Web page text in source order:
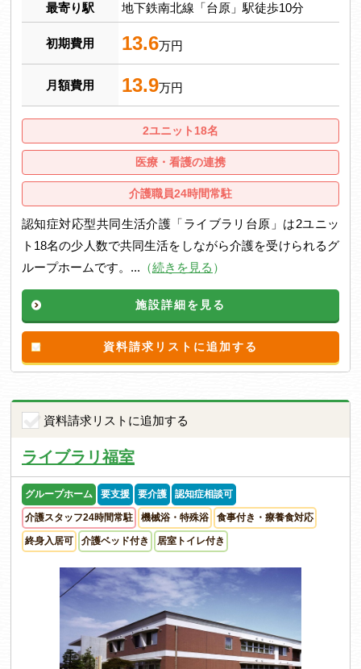
最寄り駅 地下鉄南北線「台原」駅徒歩10分
初期費用 13.6万円
月額費用 13.9万円
2ユニット18名
医療・看護の連携
介護職員24時間常駐
認知症対応型共同生活介護「ライブラリ台原」は2ユニッ
ト18名の少人数で共同生活をしながら介護を受けられるグ
ループホームです。... （続きを見る ）
施設詳細を見る
資料請求リストに追加する
資料請求リストに追加する
ライブラリ福室
グループホーム 要支援 要介護 認知症相談可
介護スタッフ24時間常駐 機械浴・特殊浴 食事付き・療養食対応
終身入居可 介護ベッド付き 居室トイレ付き